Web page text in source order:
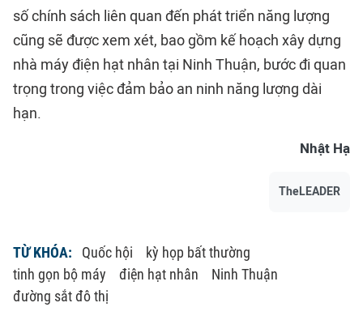
số chính sách liên quan đến phát triển năng lượng
cũng sẽ được xem xét, bao gồm kế hoạch xây dựng
nhà máyđiện hạt nhân tại Ninh Thuận, bước đi quan
trọng trong việc đảm bảo an ninh năng lượng dài
hạn.
Nhật Hạ
TheLEADER
TỪ KHÓA: Quốc hội
kỳ họp bất thường
tinh gọn bộ máy
điện hạt nhân
Ninh Thuận
đường sắt đô thị